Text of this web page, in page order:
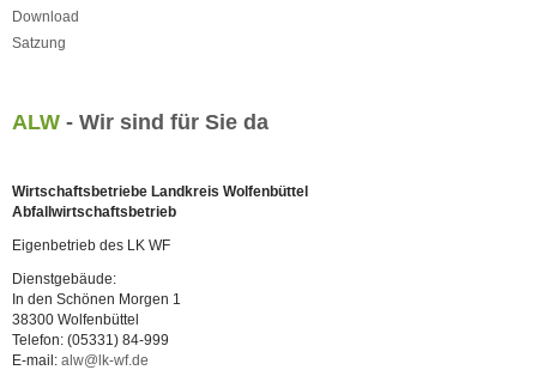
Download
Satzung
ALW - Wir sind für Sie da
Wirtschaftsbetriebe Landkreis Wolfenbüttel
Abfallwirtschaftsbetrieb
Eigenbetrieb des LK WF
Dienstgebäude:
In den Schönen Morgen 1
38300 Wolfenbüttel
Telefon: (05331) 84-999
E-mail: alw@lk-wf.de